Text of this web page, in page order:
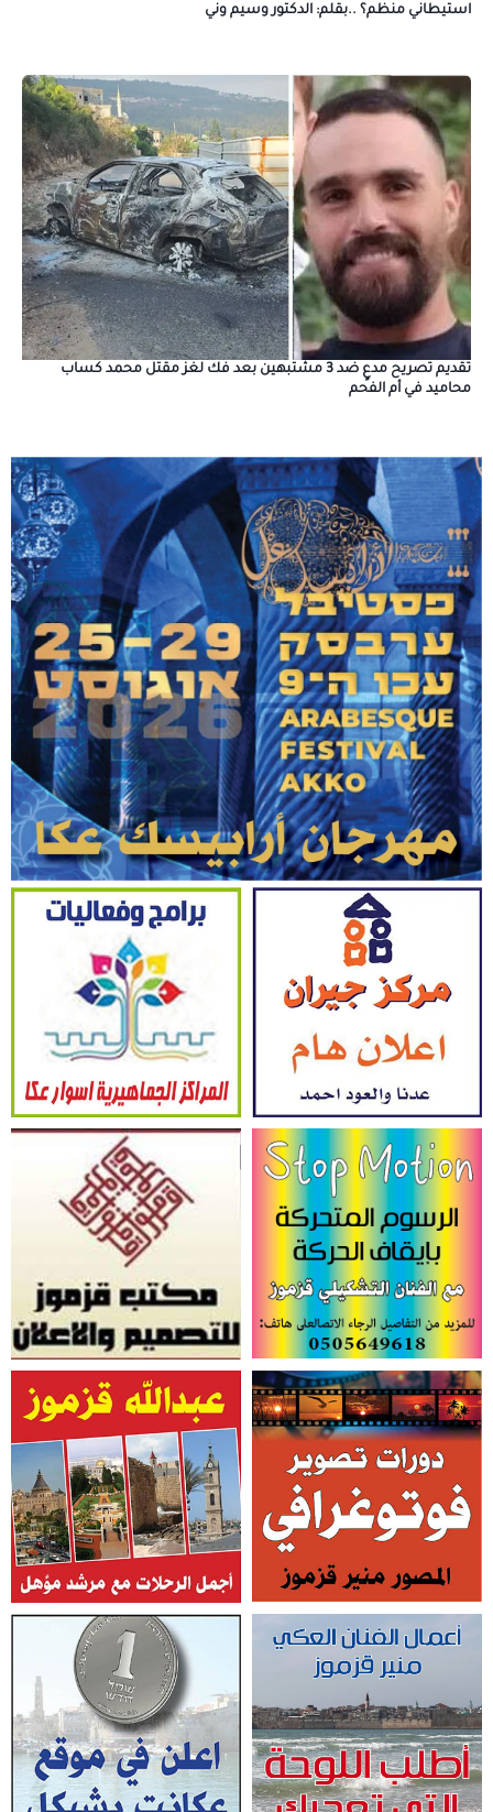
استيطاني منظم؟ ..بقلم: الدكتور وسيم وني
تقديم تصريح مدعٍ ضد 3 مشتبهين بعد فك لغز مقتل محمد كساب
محاميد في أم الفحم